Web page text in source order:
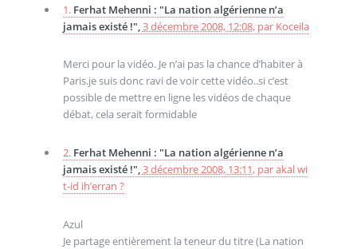
1. Ferhat Mehenni : "La nation algérienne n’a
jamais existé !",3 décembre 2008, 12:08, par Koceila
Merci pour la vidéo. Je n’ai pas la chance d’habiter à
Paris.je suis donc ravi de voir cette vidéo..si c’est
possible de mettre en ligne les vidéos de chaque
débat, cela serait formidable
2. Ferhat Mehenni : "La nation algérienne n’a
jamais existé !",3 décembre 2008, 13:11, parakal wi
t-id ih’erran ?
Azul
Je partage entièrement la teneur du titre (La nation